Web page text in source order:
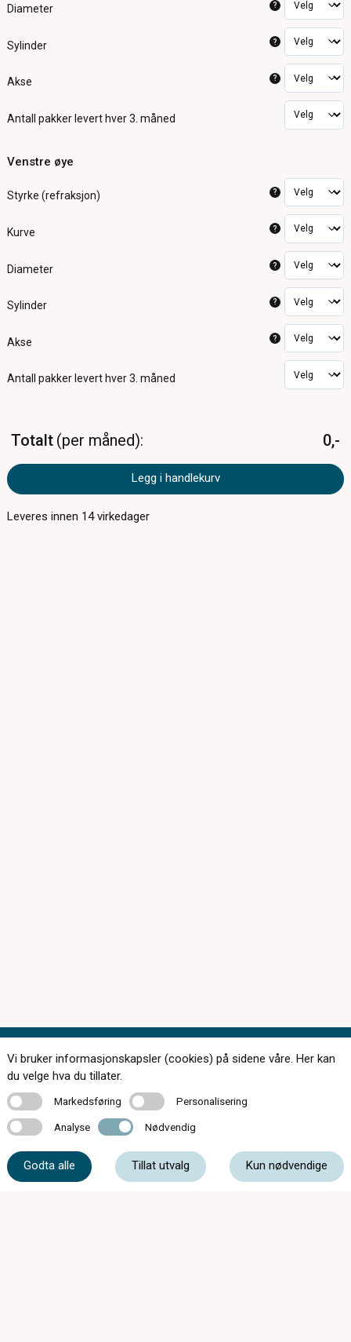
Diameter ?
Sylinder ?
Akse ?
Antall pakker levert hver 3. måned
Venstre øye
Styrke (refraksjon) ?
Kurve ?
Diameter ?
Sylinder ?
Akse ?
Antall pakker levert hver 3. måned
Totalt per måned 0,-
Legg i handlekurv
Leveres innen 14virkedager
Kontakt oss
Vi bruker informasjonskapsler (cookies) på sidene våre. Her kan
du velge hva du tillater.
MarkedsføringMarkedsføring PersonaliseringPersonalisering
Analyse Analyse Nødvendig Nødvendig
Godta alle Tillat utvalg Kun nødvendige